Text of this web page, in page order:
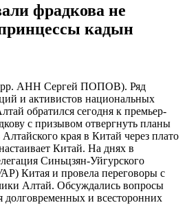
фрадкова не
кадын
АНН Сергей ПОПОВ). Ряд
и активистов национальных
обратился сегодня к премьер-
с призывом отвергнуть планы
Алтайского края в Китай через плато
Китай. На днях в
Синьцзян-Уйгурского
Китая и провела переговоры с
Алтай. Обсуждались вопросы
долговременных и всесторонних